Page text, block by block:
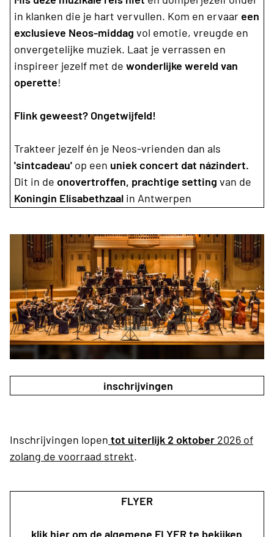
in klanken die je hart vervullen. Kom en ervaar een
exclusieve Neos-middag vol emotie, vreugde en
onvergetelijke muziek. Laat je verrassen en
inspireer jezelf met de wonderlijke wereld van
operette!
Flink geweest? Ongetwijfeld!
Trakteer jezelf én je Neos-vrienden dan als
'sintcadeau' op een uniek concert dat názindert.
Dit in de onovertroffen, prachtige setting van de
Koningin Elisabethzaal in Antwerpen
inschrijvingen
Inschrijvingen lopen tot uiterlijk 2 oktober 2026 of
zolang de voorraad strekt.
FLYER
klik hier om de algemene FLYER te bekijken